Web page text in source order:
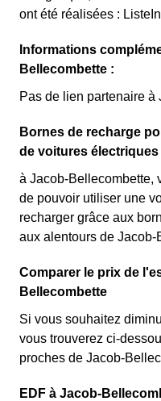
ont été réalisées :
Informations
Bellecombette :
Pas de lien partenaire à
Bornes de recharge
de voitures électriques
à Jacob-Bellecombette,
de pouvoir utiliser une
recharger grâce aux
aux alentours de
Comparer le prix de
Bellecombette
Si vous souhaitez
vous trouverez ci-
proches de Jacob-
EDF à Jacob-